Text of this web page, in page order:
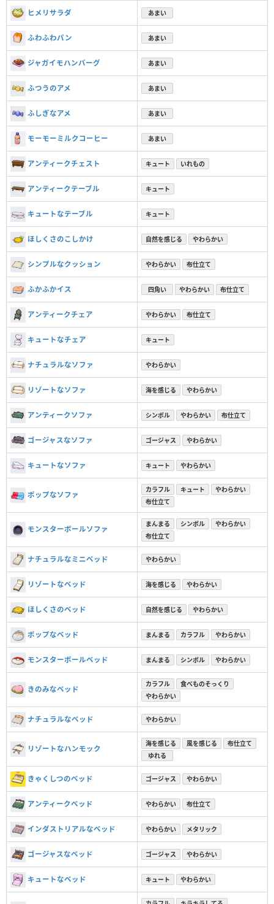
ヒメリサラダ あまい
ふわふわパン あまい
ジャガイモハンバーグ あまい
ふつうのアメ あまい
ふしぎなアメ あまい
モーモーミルクコーヒー あまい
アンティークチェスト キュート いれもの
アンティークテーブル キュート
キュートなテーブル キュート
ほしくさのこしかけ 自然を感じる やわらかい
シンプルなクッション やわらかい 布仕立て
ふかふかイス 四角い やわらかい 布仕立て
アンティークチェア やわらかい 布仕立て
キュートなチェア キュート
ナチュラルなソファ やわらかい
リゾートなソファ 海を感じる やわらかい
アンティークソファ シンボル やわらかい 布仕立て
ゴージャスなソファ ゴージャス やわらかい
キュートなソファ キュート やわらかい
ポップなソファ
カラフル キュート
やわらかい
布仕立て
モンスターボールソファ
まんまる シンボル
やわらかい
布仕立て
ナチュラルなミニベッド やわらかい
リゾートなベッド 海を感じる やわらかい
ほしくさのベッド 自然を感じる やわらかい
ポップなベッド まんまる カラフル やわらかい
モンスターボールベッド まんまる シンボル やわらかい
きのみなベッド
カラフル
食べものそっくり
やわらかい
ナチュラルなベッド やわらかい
リゾートなハンモック
海を感じる 風を感じる
布仕立て
ゆれる
きゃくしつのベッド ゴージャス やわらかい
アンティークベッド やわらかい 布仕立て
インダストリアルなベッド やわらかい メタリック
ゴージャスなベッド ゴージャス やわらかい
キュートなベッド キュート やわらかい